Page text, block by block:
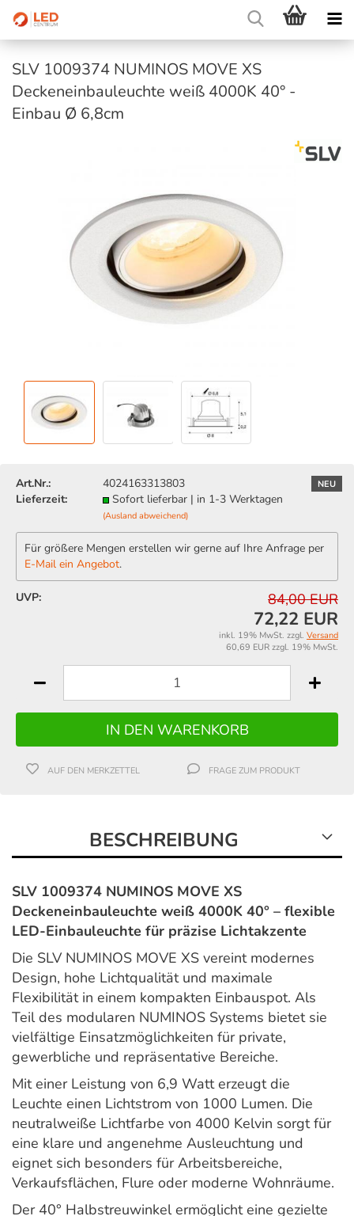
SLV 1009374 NUMINOS MOVE XS
Deckeneinbauleuchte weiß 4000K 40° -
Einbau Ø 6,8cm
NEU
Art.Nr.:
4024163313803
Lieferzeit:
Sofort lieferbar | in 1-3 Werktagen
(Ausland abweichend)
Für größere Mengen erstellen wir gerne auf Ihre Anfrage per
E-Mail ein Angebot.
UVP: 84,00 EUR
72,22 EUR
inkl. 19% MwSt. zzgl. Versand
60,69 EUR zzgl. 19% MwSt.
AUF DEN MERKZETTEL FRAGE ZUM PRODUKT
BESCHREIBUNG
SLV 1009374 NUMINOS MOVE XS
Deckeneinbauleuchte weiß 4000K 40° – flexible
LED-Einbauleuchte für präzise Lichtakzente
Die SLV NUMINOS MOVE XS vereint modernes
Design, hohe Lichtqualität und maximale
Flexibilität in einem kompakten Einbauspot. Als
Teil des modularen NUMINOS Systems bietet sie
vielfältige Einsatzmöglichkeiten für private,
gewerbliche und repräsentative Bereiche.
Mit einer Leistung von 6,9 Watt erzeugt die
Leuchte einen Lichtstrom von 1000 Lumen. Die
neutralweiße Lichtfarbe von 4000 Kelvin sorgt für
eine klare und angenehme Ausleuchtung und
eignet sich besonders für Arbeitsbereiche,
Verkaufsflächen, Flure oder moderne Wohnräume.
Der 40° Halbstreuwinkel ermöglicht eine gezielte